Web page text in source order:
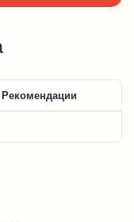
Рекомендации